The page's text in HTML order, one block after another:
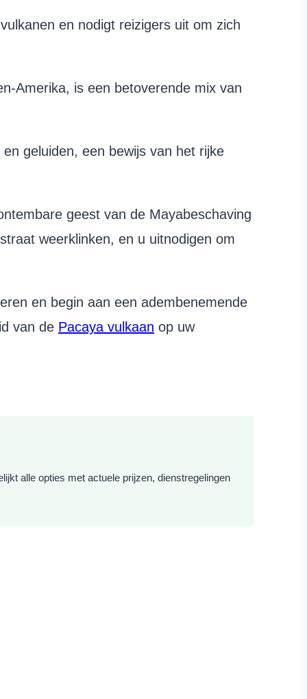
en nodigt reizigers uit om zich
Amerika, is een betoverende mix van
geluiden, een bewijs van het rijke
geest van de Mayabeschaving
weerklinken, en u uitnodigen om
en begin aan een adembenemende
van de Pacaya vulkaan op uw
alle opties met actuele prijzen, dienstregelingen